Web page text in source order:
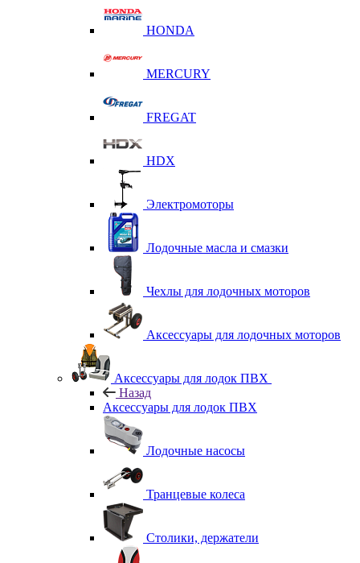
HONDA
MERCURY
FREGAT
HDX
Электромоторы
Лодочные масла и смазки
Чехлы для лодочных моторов
Аксессуары для лодочных моторов
Аксессуары для лодок ПВХ
Назад
Аксессуары для лодок ПВХ
Лодочные насосы
Транцевые колеса
Столики, держатели